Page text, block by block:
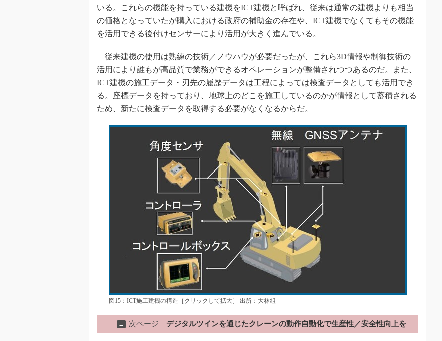
いる。これらの機能を持っている建機をICT建機と呼ばれ、従来は通常の建機よりも相当
の価格となっていたが購入における政府の補助金の存在や、ICT建機でなくてもその機能
を活用できる後付けセンサーにより活用が大きく進んでいる。
従来建機の使用は熟練の技術／ノウハウが必要だったが、これら3D情報や制御技術の
活用により誰もが高品質で業務ができるオペレーションが整備されつつあるのだ。また、
ICT建機の施工データ・刃先の履歴データは工程によっては検査データとしても活用でき
る。座標データを持っており、地球上のどこを施工しているのかが情報として蓄積される
ため、新たに検査データを取得する必要がなくなるからだ。
図15：ICT施工建機の構造［クリックして拡大］ 出所：大林組
→ 次ページ デジタルツインを通じたクレーンの動作自動化で生産性／安全性向上を